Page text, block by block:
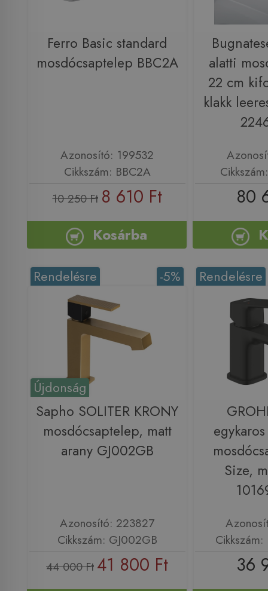
Ferro Basic standard
mosdócsaptelep BBC2A
Azonosító: 199532
Cikkszám: BBC2A
10 250 Ft 8 610 Ft
Kosárba
alatti
22 cm
klakk
80
Újdonság
-5%
Rendelésre
Sapho SOLITER KRONY
mosdócsaptelep, matt
arany GJ002GB
Azonosító: 223827
Cikkszám: GJ002GB
44 000 Ft41 800 Ft
Rendelésre
Size,
36